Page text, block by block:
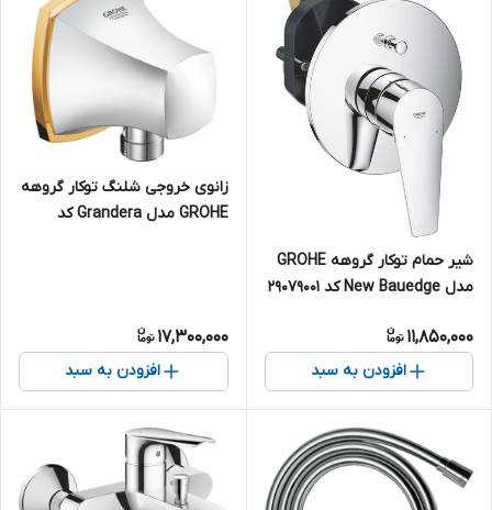
شیر حمام توکار گروهه GROHE
مدل New Bauedge کد 29079001
11,850,000
افزودن به سبد
زانوی خروجی شلنگ توکار گروهه
GROHE مدل Grandera کد
17,300,000
افزودن به سبد